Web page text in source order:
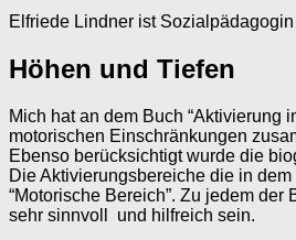
Elfriede Lindner ist
Höhen und Tiefen
Mich hat an dem Buch “Aktivierung
motorischen Einschränkungen
Ebenso berücksichtigt wurde die
Die Aktivierungsbereiche die in dem
“Motorische Bereich”. Zu jedem
sehr sinnvoll und hilfreich sein.